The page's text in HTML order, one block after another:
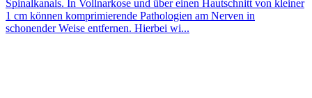
Spinalkanals. In Vollnarkose und über einen Hautschnitt von kleiner
1 cm können komprimierende Pathologien am Nerven in
schonender Weise entfernen. Hierbei wi...